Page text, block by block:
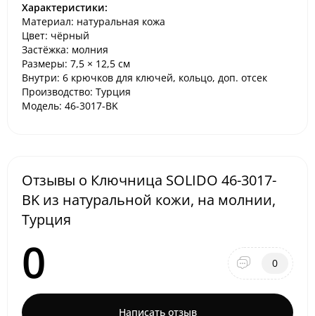
Характеристики:
Материал: натуральная кожа
Цвет: чёрный
Застёжка: молния
Размеры: 7,5 × 12,5 см
Внутри: 6 крючков для ключей, кольцо, доп. отсек
Производство: Турция
Модель: 46-3017-BK
Отзывы о Ключница SOLIDO 46-3017-
BK из натуральной кожи, на молнии,
Турция
0 0
Написать отзыв